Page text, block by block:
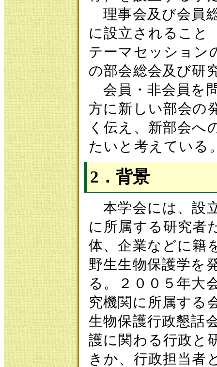
理事会及び会員
に設立されること
テーマセッション
の部会総会及び研
会員・非会員を
方に新しい部会の
く伝え、新部会へ
たいと考えている
2．背景
本学会には、設
に所属する研究者
体、企業などに籍
野生生物保護学を
る。２００５年大
究機関に所属する
生物保護行政懇話
護に関わる行政と
きか、行政担当者